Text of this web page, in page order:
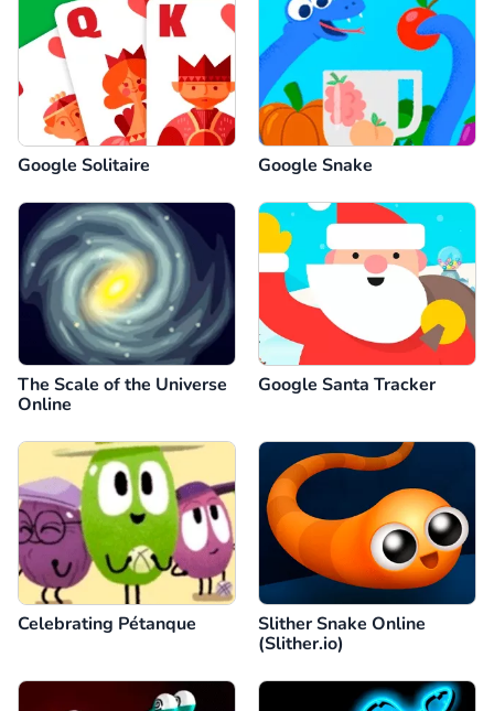
Google Solitaire Google Snake
The Scale of the Universe
Online
Google Santa Tracker
Celebrating Pétanque
Slither Snake Online
(Slither.io)